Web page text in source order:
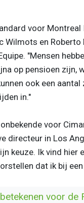
voor
Wilmots en Roberto
"Mensen
op pensioen zijn,
ook een
in."
voor
directeur in Los
keuze. Ik vind hier
dat ik bij
voor de